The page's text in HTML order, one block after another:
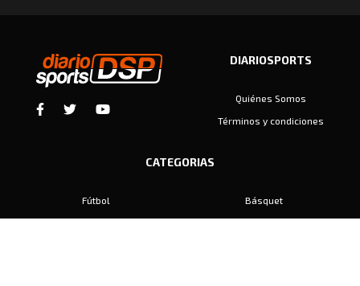
DIARIOSPORTS
Quiénes Somos
Términos y condiciones
CATEGORIAS
Fútbol
Básquet